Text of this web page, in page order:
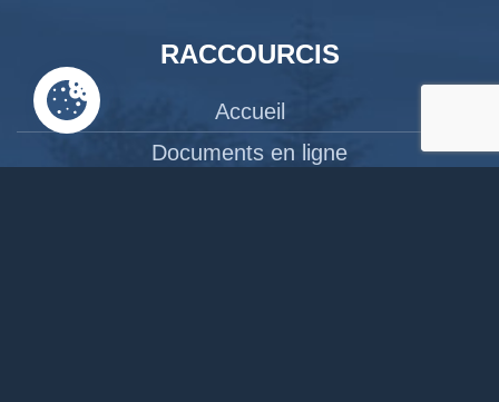
RACCOURCIS
Accueil
Documents en ligne